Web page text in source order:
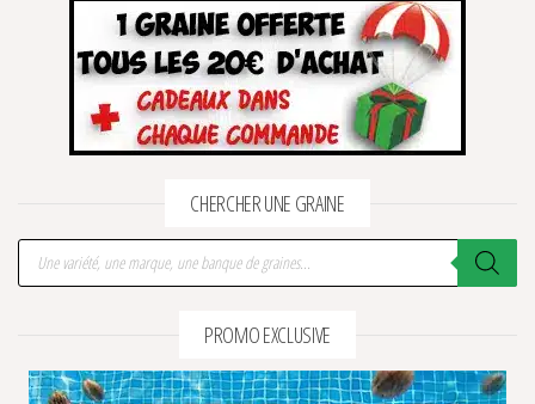
CHERCHER UNE GRAINE
Recherche de produits
PROMO EXCLUSIVE